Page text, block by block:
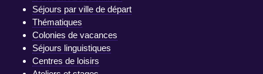
Séjours par ville de départ
Thématiques
Colonies de vacances
Séjours linguistiques
Centres de loisirs